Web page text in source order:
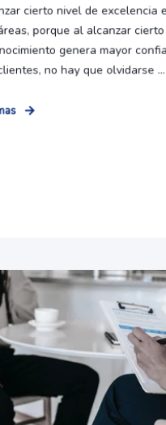
cierto nivel de excelencia
porque al alcanzar cierto
genera mayor
no hay que olvidarse ...